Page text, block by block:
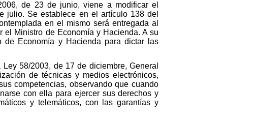
de 23 de junio, viene a modificar el
julio. Se establece en el artículo 138 del
en el mismo será entregada al
Ministro de Economía y Hacienda. A su
de Economía y Hacienda para dictar las
58/2003, de 17 de diciembre, General
de técnicas y medios electrónicos,
competencias, observando que cuando
con ella para ejercer sus derechos y
y telemáticos, con las garantías y